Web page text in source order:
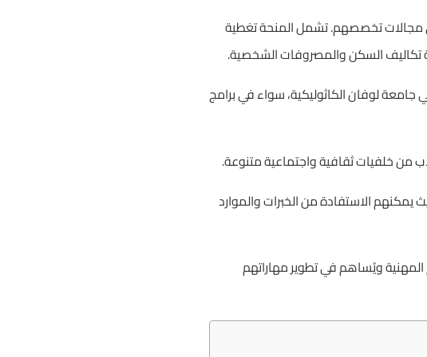
مجالات تخصصهم. تشمل المنحة تغطية
تكاليف السكن والمصروفات الشخصية.
لوفان الكاثوليكية، سواء في برامج
من خلفيات ثقافية واجتماعية متنوعة.
الاستفادة من الخبرات والموارد
ويُساهم في تطوير مهاراتهم